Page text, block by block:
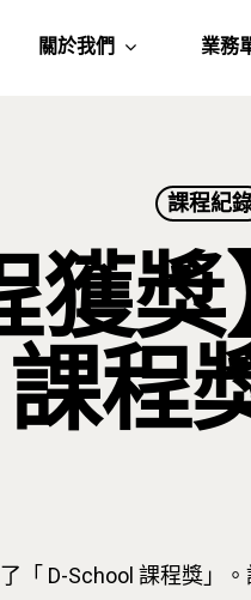
關於我們 業務
課程紀
獲
課程
「 D-School 課程獎」